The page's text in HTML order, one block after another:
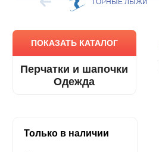
ГОРНЫЕ ЛЫЖИ
ПОКАЗАТЬ КАТАЛОГ
Перчатки и шапочки
Одежда
Только в наличии